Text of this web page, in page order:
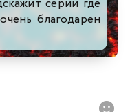
серии где
благодарен